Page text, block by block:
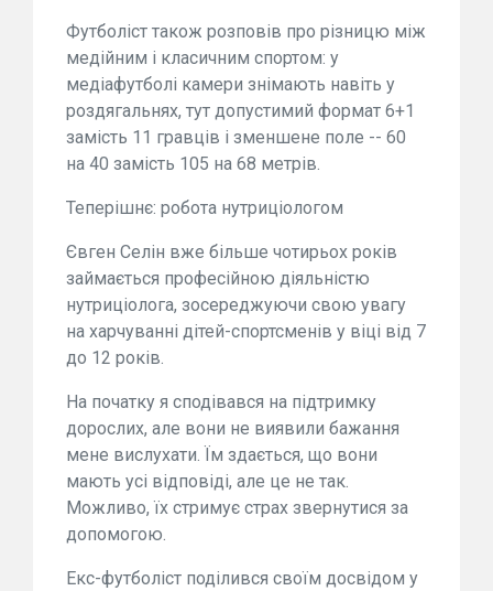
Футболіст також розповів про різницю між
медійним і класичним спортом: у
медіафутболі камери знімають навіть у
роздягальнях, тут допустимий формат 6+1
замість 11 гравців і зменшене поле -- 60
на 40 замість 105 на 68 метрів.
Теперішнє: робота нутриціологом
Євген Селін вже більше чотирьох років
займається професійною діяльністю
нутриціолога, зосереджуючи свою увагу
на харчуванні дітей-спортсменів у віці від 7
до 12 років.
На початку я сподівався на підтримку
дорослих, але вони не виявили бажання
мене вислухати. Їм здається, що вони
мають усі відповіді, але це не так.
Можливо, їх стримує страх звернутися за
допомогою.
Екс-футболіст поділився своїм досвідом у